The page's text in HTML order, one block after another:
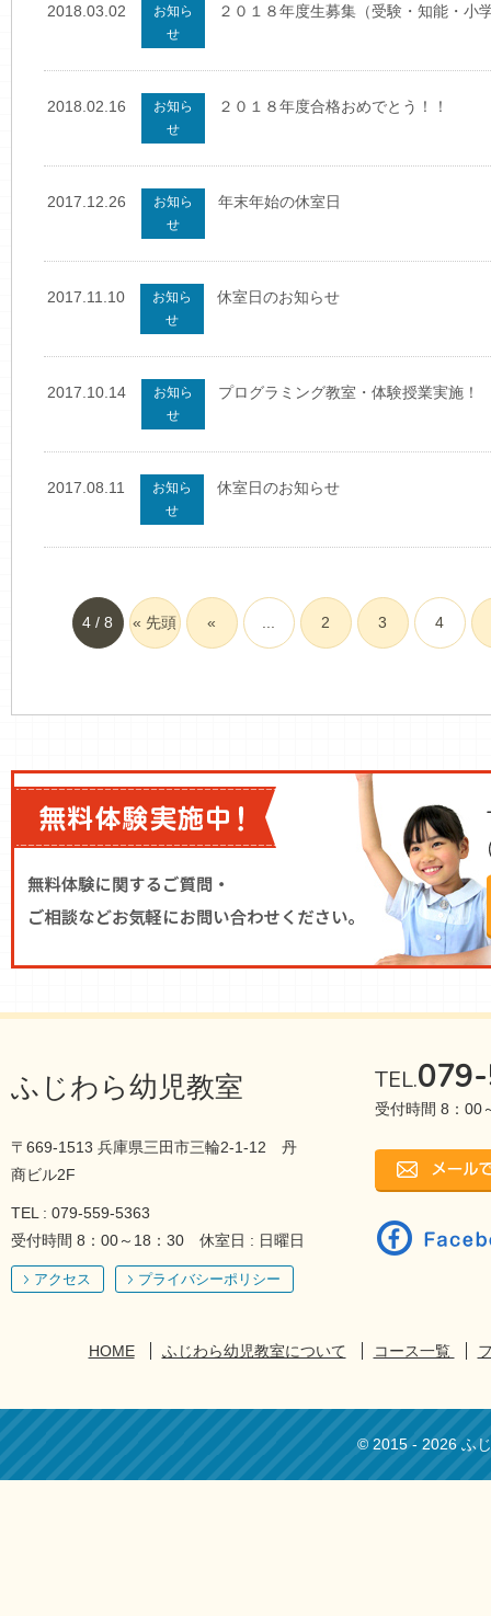
2018.03.02
お知ら
せ
２０１８年度生募集（受験・知能・小
2018.02.16
お知ら
せ
２０１８年度合格おめでとう！！
2017.12.26
お知ら
せ
年末年始の休室日
2017.11.10
お知ら
せ
休室日のお知らせ
2017.10.14
お知ら
せ
プログラミング教室・体験授業実施！
2017.08.11
お知ら
せ
休室日のお知らせ
4 / 8 « 先頭 « 2 3 4
ふじわら幼児教室
〒669-1513 兵庫県三田市三輪2-1-12 丹
商ビル2F
TEL : 079-559-5363
受付時間 8：00～18：30 休室日 : 日曜日
アクセス プライバシーポリシー
TEL.
受付時間 8：00
HOME ふじわら幼児教室について コース一覧
© 2015 - 2026 ふ